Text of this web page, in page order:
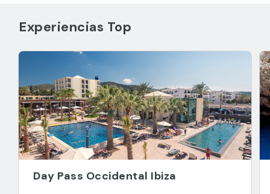
Experiencias Top
Day Pass Occidental Ibiza